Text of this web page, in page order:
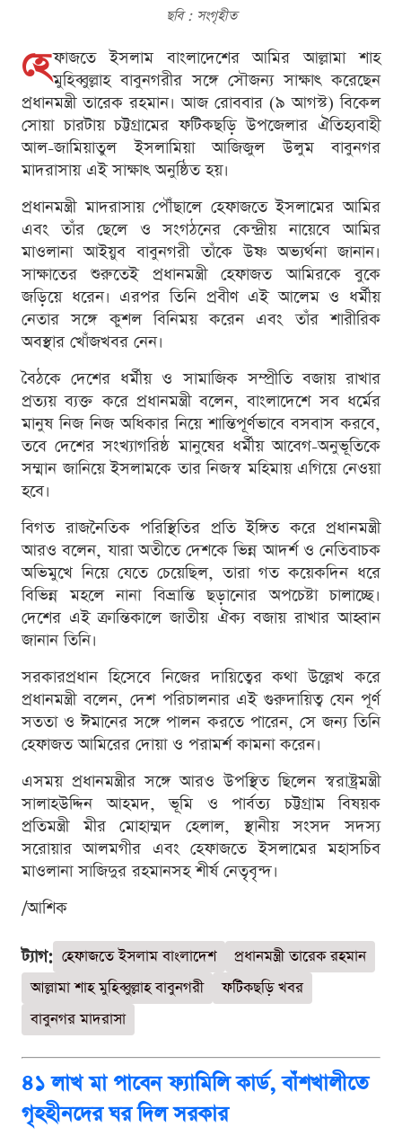
ছবি : সংগৃহীত
হে ফাজতে ইসলাম বাংলাদেশের আমির আল্লামা শাহ
মুহিব্বুল্লাহ বাবুনগরীর সঙ্গে সৌজন্য সাক্ষাৎ করেছেন
প্রধানমন্ত্রী তারেক রহমান। আজ রোববার (৯ আগস্ট) বিকেল
সোয়া চারটায় চট্টগ্রামের ফটিকছড়ি উপজেলার ঐতিহ্যবাহী
আল-জামিয়াতুল ইসলামিয়া আজিজুল উলুম বাবুনগর
মাদরাসায় এই সাক্ষাৎ অনুষ্ঠিত হয়।
প্রধানমন্ত্রী মাদরাসায় পৌঁছালে হেফাজতে ইসলামের আমির
এবং তাঁর ছেলে ও সংগঠনের কেন্দ্রীয় নায়েবে আমির
মাওলানা আইয়ুব বাবুনগরী তাঁকে উষ্ণ অভ্যর্থনা জানান।
সাক্ষাতের শুরুতেই প্রধানমন্ত্রী হেফাজত আমিরকে বুকে
জড়িয়ে ধরেন। এরপর তিনি প্রবীণ এই আলেম ও ধর্মীয়
নেতার সঙ্গে কুশল বিনিময় করেন এবং তাঁর শারীরিক
অবস্থার খোঁজখবর নেন।
বৈঠকে দেশের ধর্মীয় ও সামাজিক সম্প্রীতি বজায় রাখার
প্রত্যয় ব্যক্ত করে প্রধানমন্ত্রী বলেন, বাংলাদেশে সব ধর্মের
মানুষ নিজ নিজ অধিকার নিয়ে শান্তিপূর্ণভাবে বসবাস করবে,
তবে দেশের সংখ্যাগরিষ্ঠ মানুষের ধর্মীয় আবেগ-অনুভূতিকে
সম্মান জানিয়ে ইসলামকে তার নিজস্ব মহিমায় এগিয়ে নেওয়া
হবে।
বিগত রাজনৈতিক পরিস্থিতির প্রতি ইঙ্গিত করে প্রধানমন্ত্রী
আরও বলেন, যারা অতীতে দেশকে ভিন্ন আদর্শ ও নেতিবাচক
অভিমুখে নিয়ে যেতে চেয়েছিল, তারা গত কয়েকদিন ধরে
বিভিন্ন মহলে নানা বিভ্রান্তি ছড়ানোর অপচেষ্টা চালাচ্ছে।
দেশের এই ক্রান্তিকালে জাতীয় ঐক্য বজায় রাখার আহ্বান
জানান তিনি।
সরকারপ্রধান হিসেবে নিজের দায়িত্বের কথা উল্লেখ করে
প্রধানমন্ত্রী বলেন, দেশ পরিচালনার এই গুরুদায়িত্ব যেন পূর্ণ
সততা ও ঈমানের সঙ্গে পালন করতে পারেন, সে জন্য তিনি
হেফাজত আমিরের দোয়া ও পরামর্শ কামনা করেন।
এসময় প্রধানমন্ত্রীর সঙ্গে আরও উপস্থিত ছিলেন স্বরাষ্ট্রমন্ত্রী
সালাহউদ্দিন আহমদ, ভূমি ও পার্বত্য চট্টগ্রাম বিষয়ক
প্রতিমন্ত্রী মীর মোহাম্মদ হেলাল, স্থানীয় সংসদ সদস্য
সরোয়ার আলমগীর এবং হেফাজতে ইসলামের মহাসচিব
মাওলানা সাজিদুর রহমানসহ শীর্ষ নেতৃবৃন্দ।
/আশিক
ট্যাগ: হেফাজতে ইসলাম বাংলাদেশ
প্রধানমন্ত্রী তারেক রহমান
আল্লামা শাহ মুহিব্বুল্লাহ বাবুনগরী
ফটিকছড়ি খবর
বাবুনগর মাদরাসা
৪১ লাখ মা পাবেন ফ্যামিলি কার্ড, বাঁশখালীতে
গৃহহীনদের ঘর দিল সরকার